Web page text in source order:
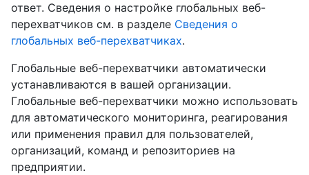
ответ. Сведения о настройке глобальных веб-
перехватчиков см. в разделе Сведения о
глобальных веб-перехватчиках.
Глобальные веб-перехватчики автоматически
устанавливаются в вашей организации.
Глобальные веб-перехватчики можно использовать
для автоматического мониторинга, реагирования
или применения правил для пользователей,
организаций, команд и репозиториев на
предприятии.